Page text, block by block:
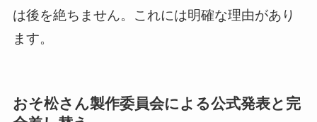
は後を絶ちません。これには明確な理由があり
ます。
おそ松さん製作委員会による公式発表と完